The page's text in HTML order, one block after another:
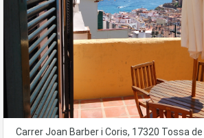
Carrer Joan Barber i Coris, 17320 Tossa de